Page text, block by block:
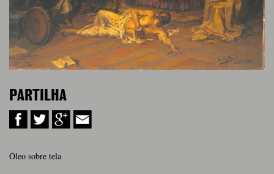
PARTILHA
Óleo sobre tela